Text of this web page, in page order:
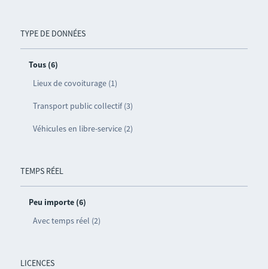
TYPE DE DONNÉES
Tous (6)
Lieux de covoiturage (1)
Transport public collectif (3)
Véhicules en libre-service (2)
TEMPS RÉEL
Peu importe (6)
Avec temps réel (2)
LICENCES